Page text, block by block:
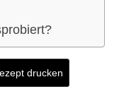
drucken